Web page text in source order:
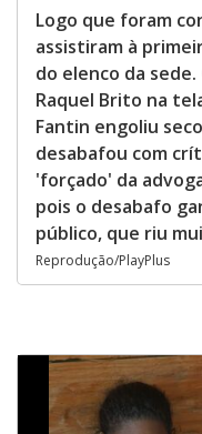
Logo que foram
assistiram à
do elenco da
Raquel Brito na
Fantin engoliu
desabafou com
'forçado' da
pois o desabafo
público, que riu
Reprodução/PlayPlus